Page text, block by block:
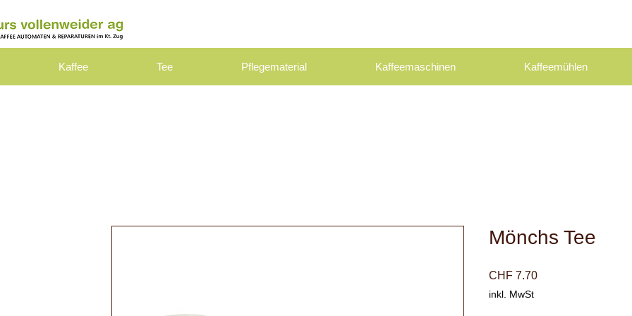
Kaffee Tee Pflegematerial Kaffeemaschinen Kaffeemühlen
Mönchs Tee
CHF 7.70Preis
inkl. MwSt